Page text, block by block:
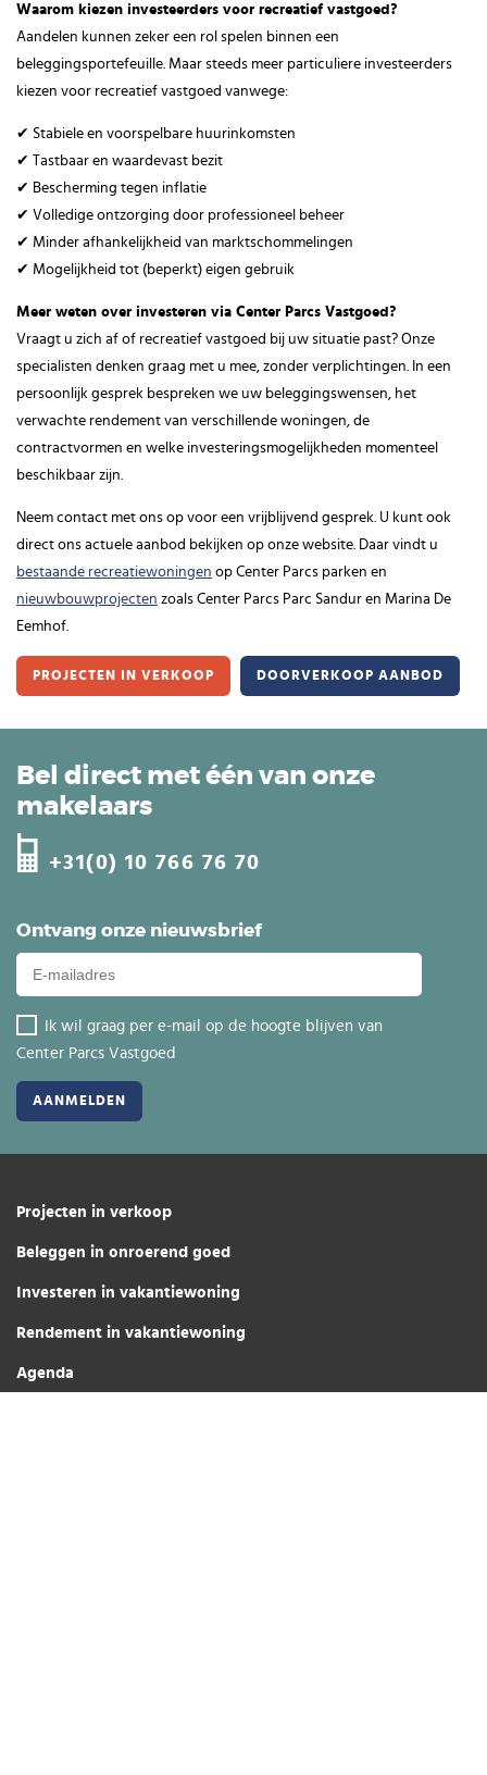
Waarom kiezen investeerders voor recreatief vastgoed?
Aandelen kunnen zeker een rol spelen binnen een
beleggingsportefeuille. Maar steeds meer particuliere investeerders
kiezen voor recreatief vastgoed vanwege:
✔ Stabiele en voorspelbare huurinkomsten
✔ Tastbaar en waardevast bezit
✔ Bescherming tegen inflatie
✔ Volledige ontzorging door professioneel beheer
✔ Minder afhankelijkheid van marktschommelingen
✔ Mogelijkheid tot (beperkt) eigen gebruik
Meer weten over investeren via Center Parcs Vastgoed?
Vraagt u zich af of recreatief vastgoed bij uw situatie past? Onze
specialisten denken graag met u mee, zonder verplichtingen. In een
persoonlijk gesprek bespreken we uw beleggingswensen, het
verwachte rendement van verschillende woningen, de
contractvormen en welke investeringsmogelijkheden momenteel
beschikbaar zijn.
Neem contact met ons op voor een vrijblijvend gesprek. U kunt ook
direct ons actuele aanbod bekijken op onze website. Daar vindt u
bestaande recreatiewoningen op Center Parcs parken en
nieuwbouwprojecten zoals Center Parcs Parc Sandur en Marina De
Eemhof.
PROJECTEN IN VERKOOP DOORVERKOOP AANBOD
Ontvang onze nieuwsbrief
Ik wil graag per e-mail op de hoogte blijven van
Center Parcs Vastgoed
Bel direct met één van onze
makelaars
+31(0) 10 766 76 70
Projecten in verkoop
Beleggen in onroerend goed
Investeren in vakantiewoning
Rendement in vakantiewoning
Agenda